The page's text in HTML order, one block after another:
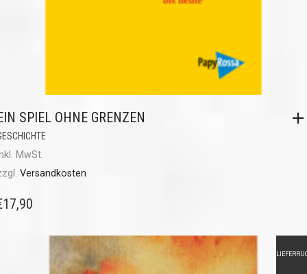
SPIEL OHNE GRENZEN
MwSt.
Versandkosten
17,90